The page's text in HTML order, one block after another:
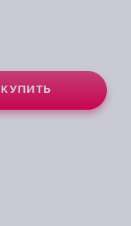
КУПИТЬ